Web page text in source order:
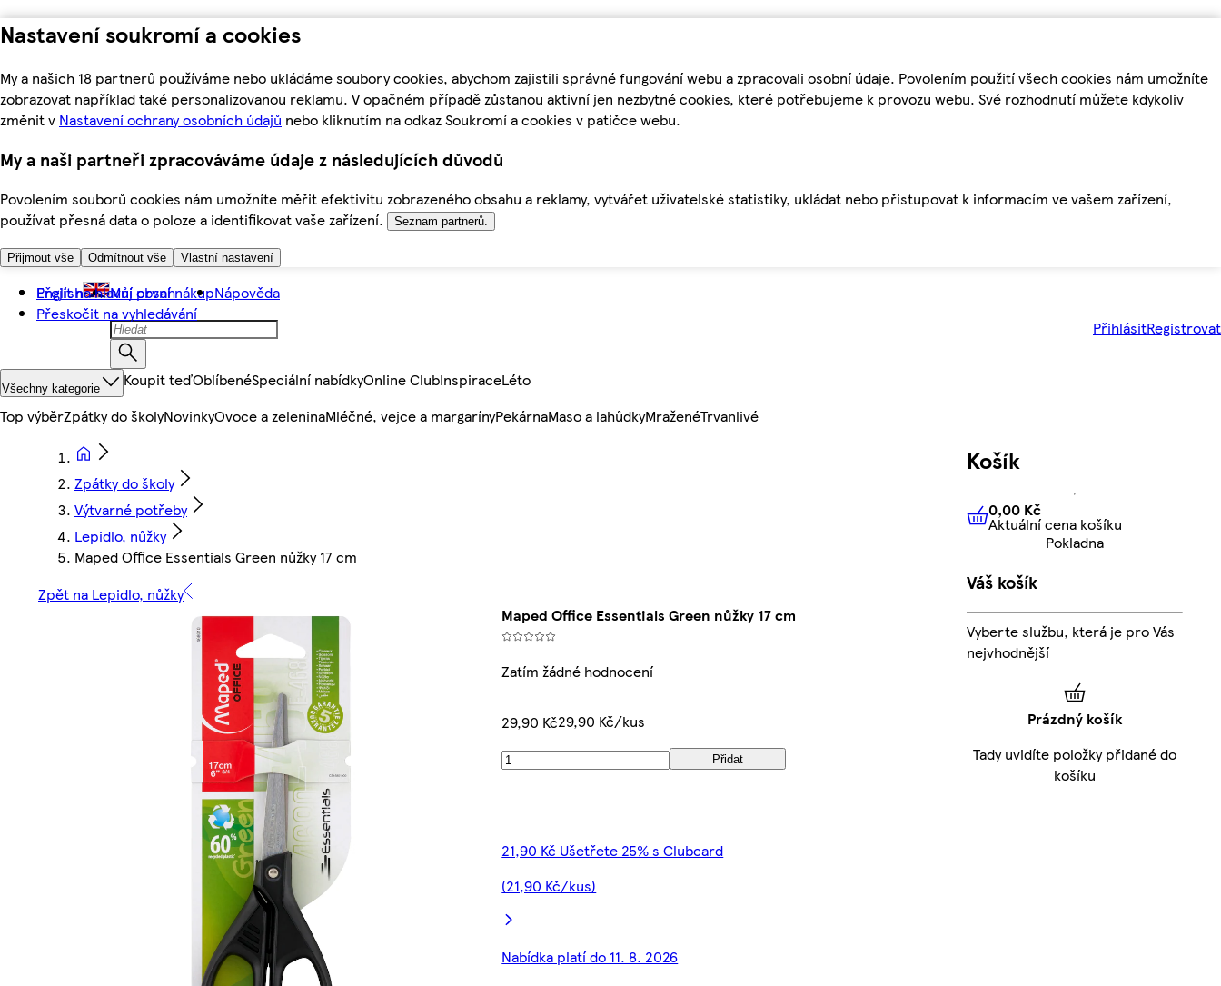
Nastavení soukromí a cookies
My a našich 18 partnerů používáme nebo ukládáme soubory cookies, abychom zajistili správné fungování webu a zpracovali osobní údaje. Povolením použití všech cookies nám umožníte
zobrazovat například také personalizovanou reklamu. V opačném případě zůstanou aktivní jen nezbytné cookies, které potřebujeme k provozu webu. Své rozhodnutí můžete kdykoliv
změnit v Nastavení ochrany osobních údajů nebo kliknutím na odkaz Soukromí a cookies v patičce webu.
My a naši partneři zpracováváme údaje z následujících důvodů
Povolením souborů cookies nám umožníte měřit efektivitu zobrazeného obsahu a reklamy, vytvářet uživatelské statistiky, ukládat nebo přistupovat k informacím ve vašem zařízení,
používat přesná data o poloze a identifikovat vaše zařízení.
Seznam partnerů.
Přijmout vše Odmítnout vše Vlastní nastavení
Přejít na hlavní obsah
Přeskočit na vyhledávání
English Můj první nákupNápověda
PřihlásitRegistrovat
Všechny kategorie Koupit teďOblíbenéSpeciální nabídkyOnline ClubInspiraceLéto
Top výběrZpátky do školyNovinkyOvoce a zeleninaMléčné, vejce a margarínyPekárnaMaso a lahůdkyMraženéTrvanlivé
Zpátky do školy
Výtvarné potřeby
Lepidlo, nůžky
Maped Office Essentials Green nůžky 17 cm
Zpět na Lepidlo, nůžky
Maped Office Essentials Green nůžky 17 cm
Zatím žádné hodnocení
29,90 Kč29,90 Kč/kus
Přidat
21,90 Kč Ušetřete 25% s Clubcard
(21,90 Kč/kus)
Nabídka platí do 11. 8. 2026
Košík
0,00 KčAktuální cena košíku
0,00 Kč
Aktuální cena košíku
Pokladna
Váš košík
Vyberte službu, která je pro Vás
nejvhodnější
Prázdný košík
Tady uvidíte položky přidané do
košíku